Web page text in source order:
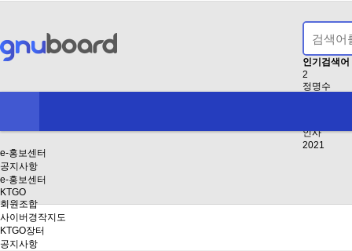
인기검색어
2
정명수
인사
2021
e-홍보센터
공지사항
e-홍보센터
KTGO
회원조합
사이버경작지도
KTGO장터
공지사항